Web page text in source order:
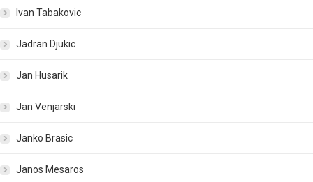
Ivan Tabakovic
Jadran Djukic
Jan Husarik
Jan Venjarski
Janko Brasic
Janos Mesaros